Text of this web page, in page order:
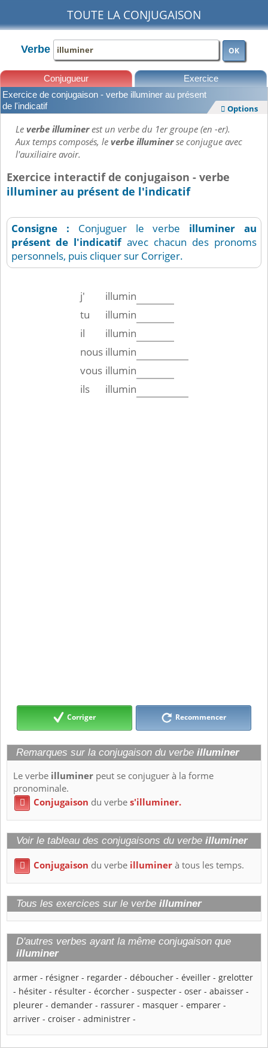
TOUTE LA CONJUGAISON
Verbe OK
Conjugueur Exercice
Leçons
Exercice de conjugaison - verbe illuminer au présent
de l'indicatif
 Options
Leverbe illuminerest un verbe du 1er groupe (en -er).
Aux temps composés, leverbe illuminerse conjugue avec
l'auxiliaire avoir.
Exercice interactif de conjugaison - verbe
illuminer au présent de l'indicatif
Consigne : Conjuguer le verbe illuminer
au
présent de l'indicatifavec chacun des pronoms
personnels, puis cliquer sur Corriger.
j'
illumin
tu
illumin
il
illumin
nous illumin
vous illumin
ils
illumin
Corriger Recommencer
Remarques sur la conjugaison du verbe illuminer
Le verbe illuminer peut se conjuguer à la forme
pronominale.
 Conjugaison du verbes'illuminer.
Voir le tableau des conjugaisons du verbe illuminer
 Conjugaison du verbe illuminerà tous les temps.
Tous les exercices sur le verbe illuminer
D'autres verbes ayant la même conjugaison que
illuminer
armer - résigner - regarder - déboucher - éveiller - grelotter
- hésiter - résulter - écorcher - suspecter - oser - abaisser -
pleurer - demander - rassurer - masquer - emparer -
arriver - croiser - administrer -